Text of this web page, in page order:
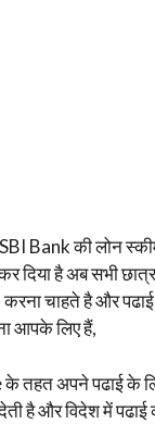
Bank की लोन
दिया है अब सभी
चाहते है और
आपके लिए हैं,
तहत अपने पढाई के
है और विदेश में